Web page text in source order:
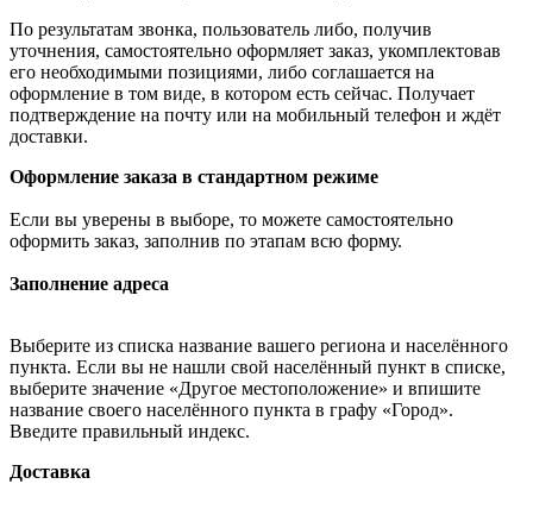
По результатам звонка, пользователь либо, получив
уточнения, самостоятельно оформляет заказ, укомплектовав
его необходимыми позициями, либо соглашается на
оформление в том виде, в котором есть сейчас. Получает
подтверждение на почту или на мобильный телефон и ждёт
доставки.
Оформление заказа в стандартном режиме
Если вы уверены в выборе, то можете самостоятельно
оформить заказ, заполнив по этапам всю форму.
Заполнение адреса
Выберите из списка название вашего региона и населённого
пункта. Если вы не нашли свой населённый пункт в списке,
выберите значение «Другое местоположение» и впишите
название своего населённого пункта в графу «Город».
Введите правильный индекс.
Доставка